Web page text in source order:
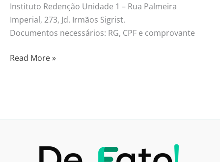
Instituto Redenção Unidade 1 – Rua Palmeira
Imperial, 273, Jd. Irmãos Sigrist.
Documentos necessários: RG, CPF e comprovante
Read More »